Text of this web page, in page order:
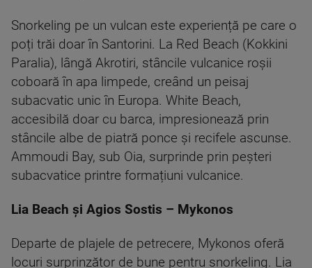
Snorkeling pe un vulcan este experiență pe care o
poți trăi doar în Santorini. La Red Beach (Kokkini
Paralia), lângă Akrotiri, stâncile vulcanice roșii
coboară în apa limpede, creând un peisaj
subacvatic unic în Europa. White Beach,
accesibilă doar cu barca, impresionează prin
stâncile albe de piatră ponce și recifele ascunse.
Ammoudi Bay, sub Oia, surprinde prin peșteri
subacvatice printre formațiuni vulcanice.
Lia Beach și Agios Sostis – Mykonos
Departe de plajele de petrecere, Mykonos oferă
locuri surprinzător de bune pentru snorkeling. Lia